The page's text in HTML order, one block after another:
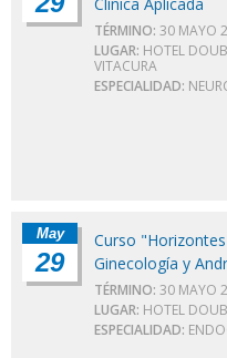
TÉRMINO: 30 MAYO
LUGAR: HOTEL
VITACURA
ESPECIALIDAD:
May
29
Curso
Ginecología y
TÉRMINO: 30 MAYO
LUGAR: HOTEL
ESPECIALIDAD: